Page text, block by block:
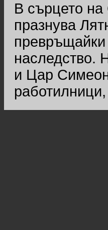
В сърцето на
празнува
превръщайки
наследство.
и Цар